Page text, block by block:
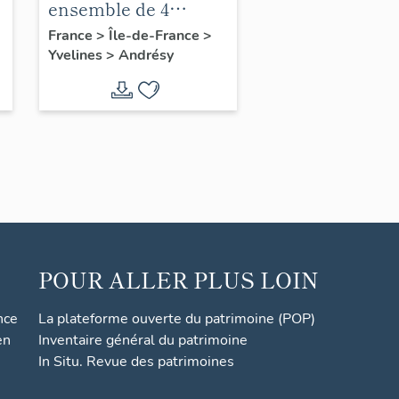
ensemble de 4
verrières abstraites
France > Île-de-France >
Yvelines> Andrésy
POUR ALLER PLUS LOIN
La plateforme ouverte du patrimoine (POP)
Inventaire général du patrimoine
In Situ. Revue des patrimoines